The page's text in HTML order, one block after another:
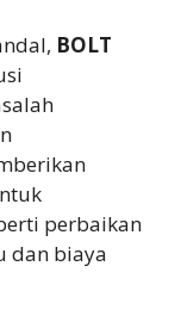
BOLT
perbaikan
dan biaya